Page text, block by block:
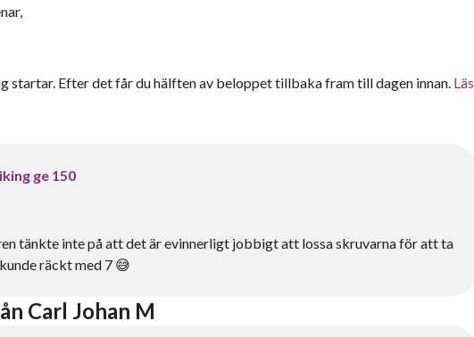
startar. Efter det får du hälften av beloppet tillbaka fram till dagen innan. Läs
ge 150
tänkte inte på att det är evinnerligt jobbigt att lossa skruvarna för att ta
räckt med 7 😅
Carl Johan M